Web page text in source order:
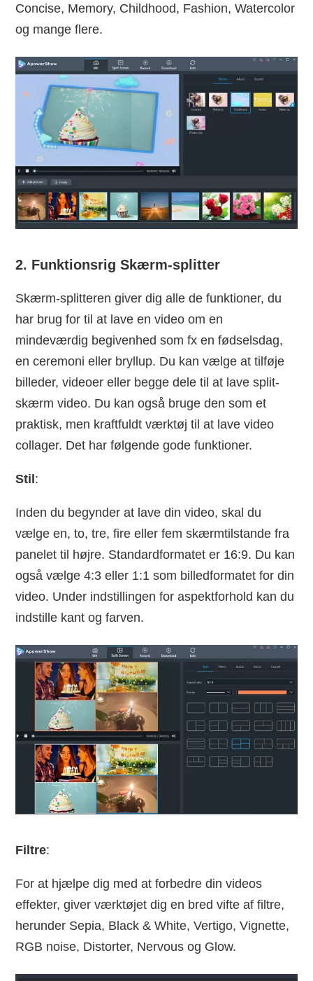
Concise, Memory, Childhood, Fashion, Watercolor
og mange flere.
2. Funktionsrig Skærm-splitter
Skærm-splitteren giver dig alle de funktioner, du
har brug for til at lave en video om en
mindeværdig begivenhed som fx en fødselsdag,
en ceremoni eller bryllup. Du kan vælge at tilføje
billeder, videoer eller begge dele til at lave split-
skærm video. Du kan også bruge den som et
praktisk, men kraftfuldt værktøj til at lave video
collager. Det har følgende gode funktioner.
Stil:
Inden du begynder at lave din video, skal du
vælge en, to, tre, fire eller fem skærmtilstande fra
panelet til højre. Standardformatet er 16:9. Du kan
også vælge 4:3 eller 1:1 som billedformatet for din
video. Under indstillingen for aspektforhold kan du
indstille kant og farven.
Filtre:
For at hjælpe dig med at forbedre din videos
effekter, giver værktøjet dig en bred vifte af filtre,
herunder Sepia, Black & White, Vertigo, Vignette,
RGB noise, Distorter, Nervous og Glow.